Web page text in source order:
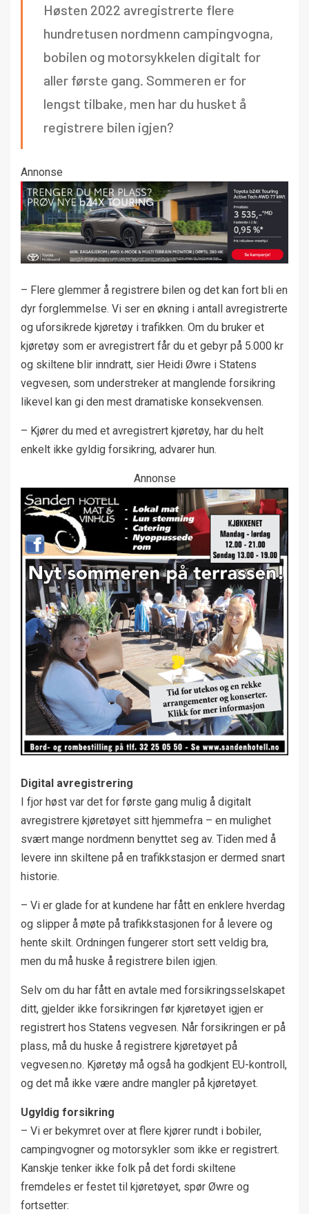
Høsten 2022 avregistrerte flere
hundretusen nordmenn campingvogna,
bobilen og motorsykkelen digitalt for
aller første gang. Sommeren er for
lengst tilbake, men har du husket å
registrere bilen igjen?
Annonse
– Flere glemmer å registrere bilen og det kan fort bli en
dyr forglemmelse. Vi ser en økning i antall avregistrerte
og uforsikrede kjøretøy i trafikken. Om du bruker et
kjøretøy som er avregistrert får du et gebyr på 5.000 kr
og skiltene blir inndratt, sier Heidi Øwre i Statens
vegvesen, som understreker at manglende forsikring
likevel kan gi den mest dramatiske konsekvensen.
– Kjører du med et avregistrert kjøretøy, har du helt
enkelt ikke gyldig forsikring, advarer hun.
Annonse
Digital avregistrering
I fjor høst var det for første gang mulig å digitalt
avregistrere kjøretøyet sitt hjemmefra – en mulighet
svært mange nordmenn benyttet seg av. Tiden med å
levere inn skiltene på en trafikkstasjon er dermed snart
historie.
– Vi er glade for at kundene har fått en enklere hverdag
og slipper å møte på trafikkstasjonen for å levere og
hente skilt. Ordningen fungerer stort sett veldig bra,
men du må huske å registrere bilen igjen.
Selv om du har fått en avtale med forsikringsselskapet
ditt, gjelder ikke forsikringen før kjøretøyet igjen er
registrert hos Statens vegvesen. Når forsikringen er på
plass, må du huske å registrere kjøretøyet på
vegvesen.no. Kjøretøy må også ha godkjent EU-kontroll,
og det må ikke være andre mangler på kjøretøyet.
Ugyldig forsikring
– Vi er bekymret over at flere kjører rundt i bobiler,
campingvogner og motorsykler som ikke er registrert.
Kanskje tenker ikke folk på det fordi skiltene
fremdeles er festet til kjøretøyet, spør Øwre og
fortsetter: